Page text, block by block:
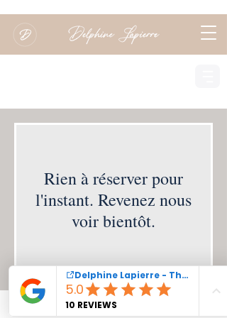
Réserver une séance
Rien à réserver pour
l'instant. Revenez nous
voir bientôt.